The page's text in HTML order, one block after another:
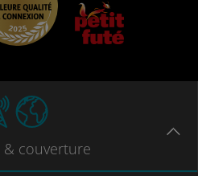
& couverture